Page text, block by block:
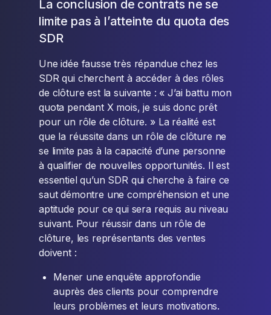
La conclusion de contrats ne se
limite pas à l’atteinte du quota des
SDR
Une idée fausse très répandue chez les
SDR qui cherchent à accéder à des rôles
de clôture est la suivante : « J’ai battu mon
quota pendant X mois, je suis donc prêt
pour un rôle de clôture. » La réalité est
que la réussite dans un rôle de clôture ne
se limite pas à la capacité d’une personne
à qualifier de nouvelles opportunités. Il est
essentiel qu’un SDR qui cherche à faire ce
saut démontre une compréhension et une
aptitude pour ce qui sera requis au niveau
suivant. Pour réussir dans un rôle de
clôture, les représentants des ventes
doivent :
Mener une enquête approfondie
auprès des clients pour comprendre
leurs problèmes et leurs motivations.